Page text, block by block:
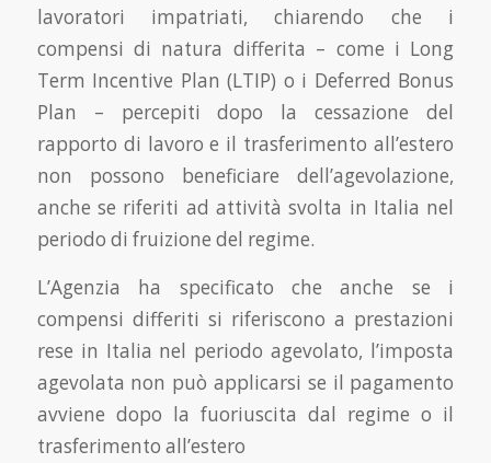
lavoratori impatriati, chiarendo che i
compensi di natura differita – come i Long
Term Incentive Plan (LTIP) o i Deferred Bonus
Plan – percepiti dopo la cessazione del
rapporto di lavoro e il trasferimento all’estero
non possono beneficiare dell’agevolazione,
anche se riferiti ad attività svolta in Italia nel
periodo di fruizione del regime.
L’Agenzia ha specificato che anche se i
compensi differiti si riferiscono a prestazioni
rese in Italia nel periodo agevolato, l’imposta
agevolata non può applicarsi se il pagamento
avviene dopo la fuoriuscita dal regime o il
trasferimento all’estero